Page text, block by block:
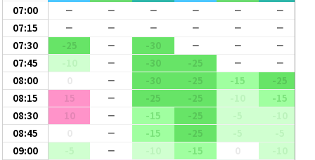
07:00 ー ー ー ー ー ー
07:15 ー ー ー ー ー ー
07:30 -25 ー -30 ー ー ー
07:45 ー -30 -25 ー ー
08:00 ー -30 -25 -15
-25
08:15
15 ー -25 -25
-15
08:30
10 ー -15 -25
08:45
ー -15 -25
09:00
ー -15